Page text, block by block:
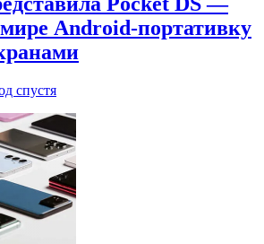
Android-портативку
спустя